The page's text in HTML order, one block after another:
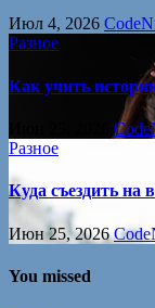
Июл 4, 2026
Разное
Как учить
Разное
Куда съездить
Июн 25, 2026
You missed